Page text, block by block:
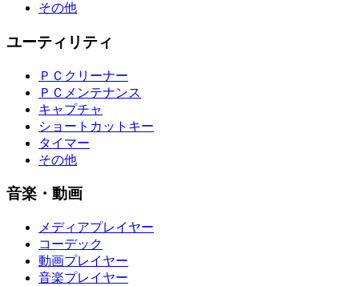
その他
ユーティリティ
ＰＣクリーナー
ＰＣメンテナンス
キャプチャ
ショートカットキー
タイマー
その他
音楽・動画
メディアプレイヤー
コーデック
動画プレイヤー
音楽プレイヤー